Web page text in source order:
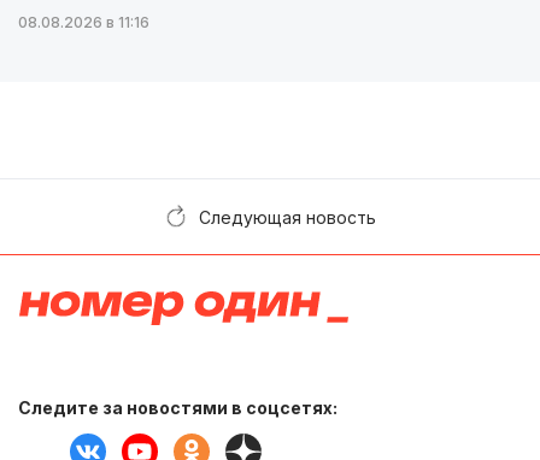
08.08.2026 в 11:16
Следующая новость
Следите за новостями в соцсетях: